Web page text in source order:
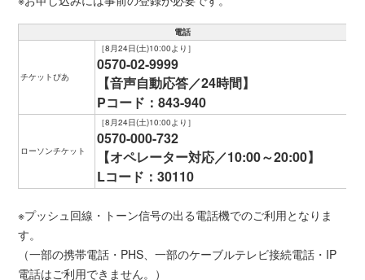
電話
チケットぴあ
［8月24日(土)10:00より］
0570-02-9999
【音声自動応答／24時間】
Pコード：843-940
ローソンチケット
［8月24日(土)10:00より］
0570-000-732
【オペレーター対応／10:00～20:00】
Lコード：30110
※プッシュ回線・トーン信号の出る電話機でのご利用となりま
す。
（一部の携帯電話・PHS、一部のケーブルテレビ接続電話・IP
電話はご利用できません。）